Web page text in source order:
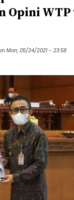
Opini WTP
Mon, 05/24/2021 - 23:58